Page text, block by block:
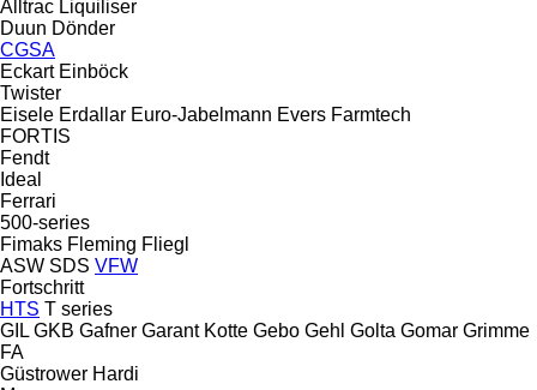
Alltrac Liquiliser
Duun Dönder
CGSA
Eckart Einböck
Twister
Eisele Erdallar Euro-Jabelmann Evers Farmtech
FORTIS
Fendt
Ideal
Ferrari
500-series
Fimaks Fleming Fliegl
ASW SDS VFW
Fortschritt
HTS T series
GIL GKB Gafner Garant Kotte Gebo Gehl Golta Gomar Grimme
FA
Güstrower Hardi